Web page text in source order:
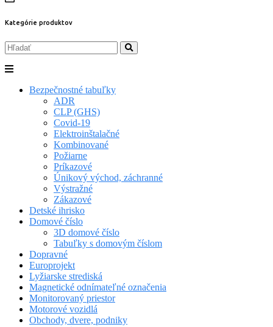
Kategórie produktov
Bezpečnostné tabuľky
ADR
CLP (GHS)
Covid-19
Elektroinštalačné
Kombinované
Požiarne
Príkazové
Únikový východ, záchranné
Výstražné
Zákazové
Detské ihrisko
Domové číslo
3D domové číslo
Tabuľky s domovým číslom
Dopravné
Europrojekt
Lyžiarske strediská
Magnetické odnímateľné označenia
Monitorovaný priestor
Motorové vozidlá
Obchody, dvere, podniky